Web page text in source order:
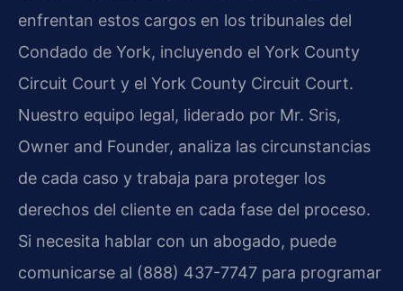
enfrentan estos cargos en los tribunales del
Condado de York, incluyendo el York County
Circuit Court y el York County Circuit Court.
Nuestro equipo legal, liderado por Mr. Sris,
Owner and Founder, analiza las circunstancias
de cada caso y trabaja para proteger los
derechos del cliente en cada fase del proceso.
Si necesita hablar con un abogado, puede
comunicarse al (888) 437-7747 para programar